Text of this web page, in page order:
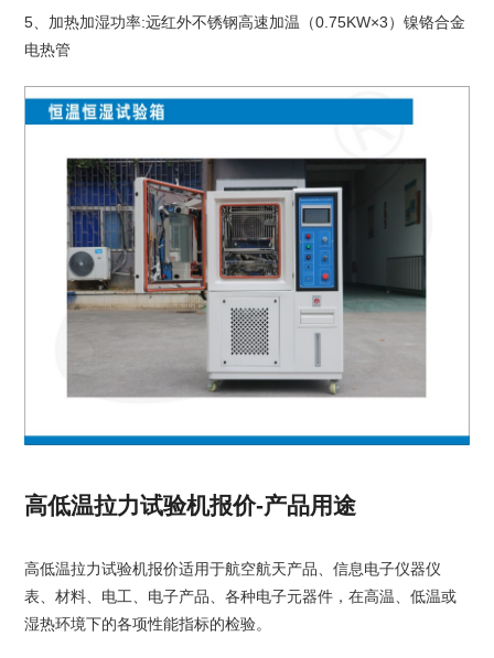
5、加热加湿功率:远红外不锈钢高速加温（0.75KW×3）镍铬合金
电热管
高低温拉力试验机报价-产品用途
高低温拉力试验机报价适用于航空航天产品、信息电子仪器仪
表、材料、电工、电子产品、各种电子元器件，在高温、低温或
湿热环境下的各项性能指标的检验。